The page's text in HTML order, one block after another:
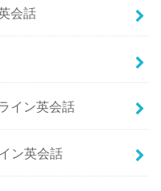
会話
イン英会話
ン英会話